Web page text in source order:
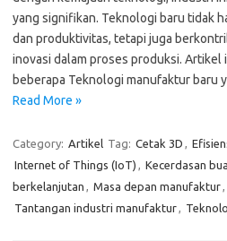
yang signifikan. Teknologi baru tidak
dan produktivitas, tetapi juga
inovasi dalam proses produksi. Artikel
beberapa Teknologi manufaktur baru
Read More »
Category: Artikel Tag: Cetak 3D ,
Internet of Things (IoT) , Kecerdasan
berkelanjutan , Masa depan manufaktur,
Tantangan industri manufaktur,